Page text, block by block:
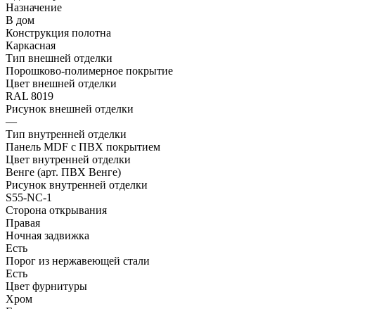
Назначение
В дом
Конструкция полотна
Каркасная
Тип внешней отделки
Порошково-полимерное покрытие
Цвет внешней отделки
RAL 8019
Рисунок внешней отделки
—
Тип внутренней отделки
Панель MDF с ПВХ покрытием
Цвет внутренней отделки
Венге (арт. ПВХ Венге)
Рисунок внутренней отделки
S55-NC-1
Сторона открывания
Правая
Ночная задвижка
Есть
Порог из нержавеющей стали
Есть
Цвет фурнитуры
Хром